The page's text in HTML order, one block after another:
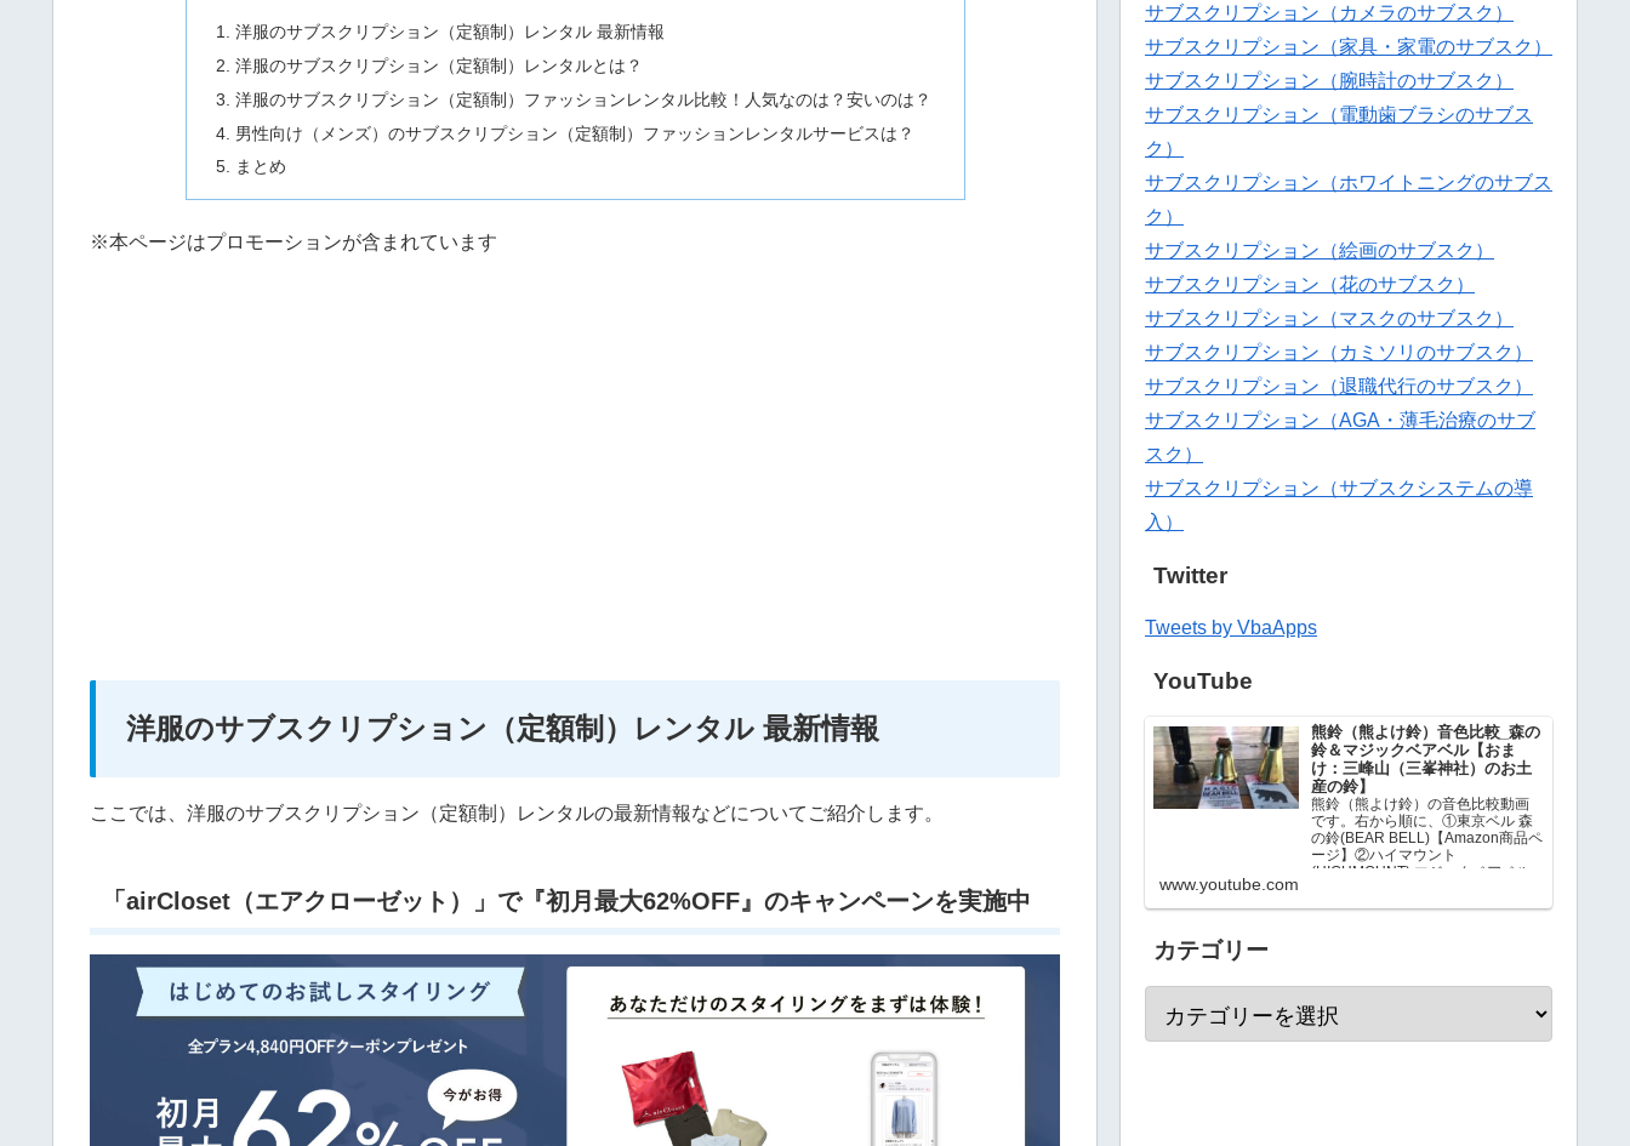
洋服のサブスクリプション（定額制）レンタル 最新情報
洋服のサブスクリプション（定額制）レンタルとは？
洋服のサブスクリプション（定額制）ファッションレンタル比較！人気なのは？安いのは？
男性向け（メンズ）のサブスクリプション（定額制）ファッションレンタルサービスは？
まとめ
※本ページはプロモーションが含まれています
洋服のサブスクリプション（定額制）レンタル 最新情報
ここでは、洋服のサブスクリプション（定額制）レンタルの最新情報などについてご紹介します。
「airCloset（エアクローゼット）」で『初月最大62%OFF』のキャンペーンを実施中
サブスクリプション（カメラのサブスク）
サブスクリプション（家具・家電のサブスク）
サブスクリプション（腕時計のサブスク）
サブスクリプション（電動歯ブラシのサブス
ク）
サブスクリプション（ホワイトニングのサブス
ク）
サブスクリプション（絵画のサブスク）
サブスクリプション（花のサブスク）
サブスクリプション（マスクのサブスク）
サブスクリプション（カミソリのサブスク）
サブスクリプション（退職代行のサブスク）
サブスクリプション（AGA・薄毛治療のサブ
スク）
サブスクリプション（サブスクシステムの導
入）
Twitter
Tweets by VbaApps
YouTube
熊鈴（熊よけ鈴）音色比較_森の
鈴＆マジックベアベル【おま
け：三峰山（三峯神社）のお土
産の鈴】
熊鈴（熊よけ鈴）の音色比較動画
です。右から順に、①東京ベル 森
の鈴(BEAR BELL)【Amazon商品ペ
ージ】②ハイマウント
(HIGHMOUNT) マジックベアベル
（三峯神社）のお土産…
www.youtube.com
カテゴリー